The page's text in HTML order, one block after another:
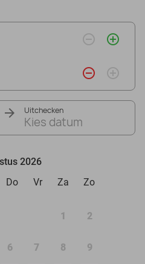
remove_circle_outline add_circle_outline
remove_circle_outline add_circle_outline
Uitchecken
Kies datum
2026
Do Vr Za Zo
1 2
6 7 8 9